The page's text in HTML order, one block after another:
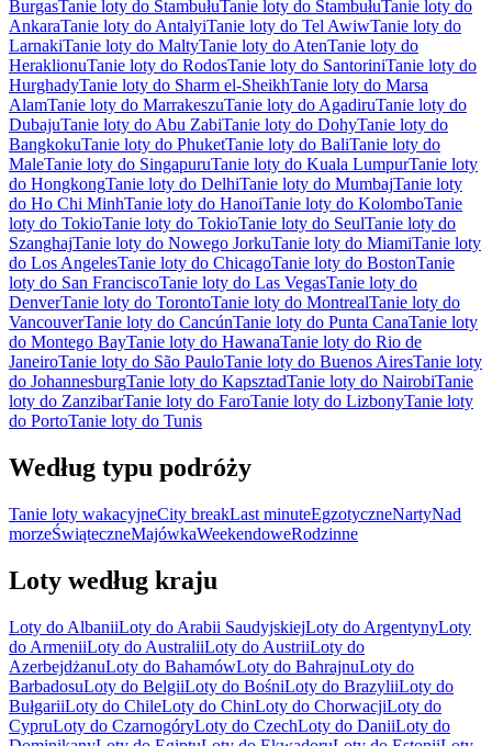
BurgasTanie loty do StambułuTanie loty do StambułuTanie loty do
AnkaraTanie loty do AntalyiTanie loty do Tel AwiwTanie loty do
LarnakiTanie loty do MaltyTanie loty do AtenTanie loty do
HeraklionuTanie loty do RodosTanie loty do SantoriniTanie loty do
HurghadyTanie loty do Sharm el-SheikhTanie loty do Marsa
AlamTanie loty do MarrakeszuTanie loty do AgadiruTanie loty do
DubajuTanie loty do Abu ZabiTanie loty do DohyTanie loty do
BangkokuTanie loty do PhuketTanie loty do BaliTanie loty do
MaleTanie loty do SingapuruTanie loty do Kuala LumpurTanie loty
do HongkongTanie loty do DelhiTanie loty do MumbajTanie loty
do Ho Chi MinhTanie loty do HanoiTanie loty do KolomboTanie
loty do TokioTanie loty do TokioTanie loty do SeulTanie loty do
SzanghajTanie loty do Nowego JorkuTanie loty do MiamiTanie loty
do Los AngelesTanie loty do ChicagoTanie loty do BostonTanie
loty do San FranciscoTanie loty do Las VegasTanie loty do
DenverTanie loty do TorontoTanie loty do MontrealTanie loty do
VancouverTanie loty do CancúnTanie loty do Punta CanaTanie loty
do Montego BayTanie loty do HawanaTanie loty do Rio de
JaneiroTanie loty do São PauloTanie loty do Buenos AiresTanie loty
do JohannesburgTanie loty do KapsztadTanie loty do NairobiTanie
loty do ZanzibarTanie loty do FaroTanie loty do LizbonyTanie loty
do PortoTanie loty do Tunis
Według typu podróży
Tanie loty wakacyjneCity breakLast minuteEgzotyczneNartyNad
morzeŚwiąteczneMajówkaWeekendoweRodzinne
Loty według kraju
Loty do AlbaniiLoty do Arabii SaudyjskiejLoty do ArgentynyLoty
do ArmeniiLoty do AustraliiLoty do AustriiLoty do
AzerbejdżanuLoty do BahamówLoty do BahrajnuLoty do
BarbadosuLoty do BelgiiLoty do BośniLoty do BrazyliiLoty do
BułgariiLoty do ChileLoty do ChinLoty do ChorwacjiLoty do
CypruLoty do CzarnogóryLoty do CzechLoty do DaniiLoty do